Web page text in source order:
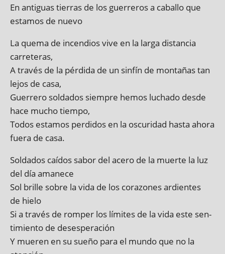
En anti­guas tier­ras de los guer­rer­os a caballo que
estamos de nuevo
La quema de incen­di­os vive en la larga dis­tan­cia
carreteras,
A través de la pér­dida de un sin­fín de montañas tan
lejos de casa,
Guerrero solda­dos siempre hemos luchado desde
hace mucho tiempo,
Todos estamos per­didos en la oscur­id­ad hasta ahora
fuera de casa.
Soldados caí­dos sabor del acero de la muerte la luz
del día amanece
Sol brille sobre la vida de los corazones ardi­entes
de hielo
Si a través de romper los límites de la vida este sen­
ti­mi­ento de desesperación
Y muer­en en su sueño para el mundo que no la